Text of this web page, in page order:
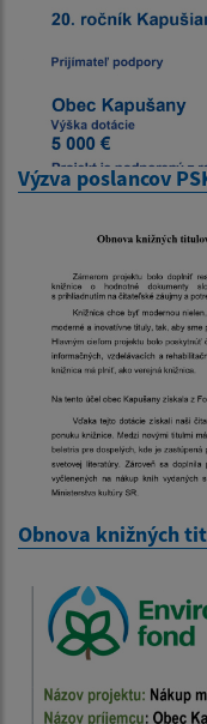
Výzva poslancov
Obnova knižných